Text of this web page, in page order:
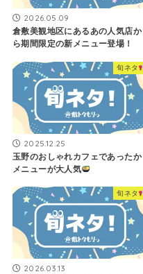
2026.05.09
倉敷美観地区にあるあの人気店か
ら期間限定の新メニュー登場！
旬ネタ
2025.12.25
玉野のおしゃれカフェであったか
メニューが大人気
旬ネタ
2026.03.13